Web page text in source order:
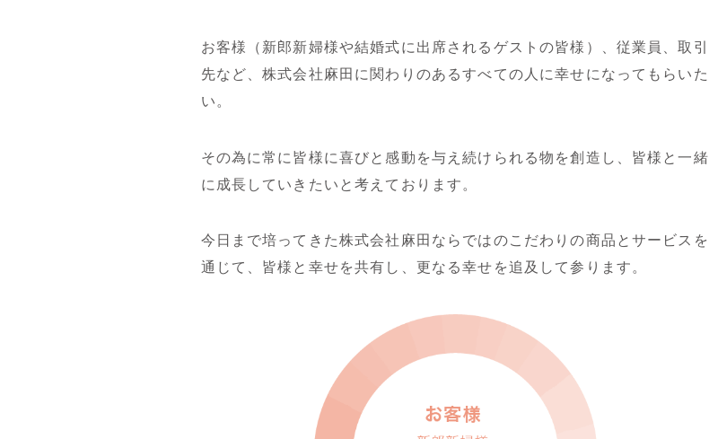
お客様（新郎新婦様や結婚式に出席されるゲストの皆様）、従業員、取引
先など、株式会社麻田に関わりのあるすべての人に幸せになってもらいた
い。
その為に常に皆様に喜びと感動を与え続けられる物を創造し、皆様と一緒
に成長していきたいと考えております。
今日まで培ってきた株式会社麻田ならではのこだわりの商品とサービスを
通じて、皆様と幸せを共有し、更なる幸せを追及して参ります。